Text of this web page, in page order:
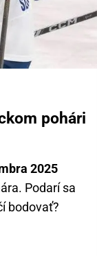
pohári
2025
Podarí sa
bodovať?